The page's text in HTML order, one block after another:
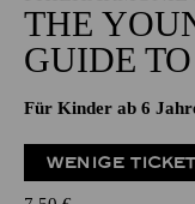
THE
GUIDE
Für Kinder ab 6
WENIGE